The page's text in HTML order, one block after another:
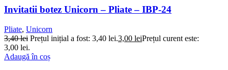
Invitatii botez Unicorn – Pliate – IBP-24
Pliate, Unicorn
3,40lei Prețul inițial a fost: 3,40 lei.3,00 leiPrețul curent este:
3,00 lei.
Adaugă în coș